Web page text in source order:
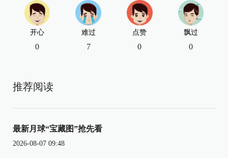
开心
0
难过
7
点赞
0
飘过
0
推荐阅读
最新月球“宝藏图”抢先看
2026-08-07 09:48